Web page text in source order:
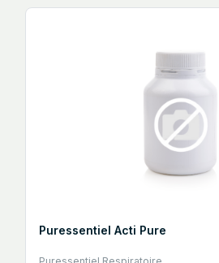
Puressentiel Acti Pure